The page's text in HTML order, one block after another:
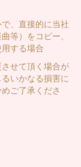
、直接的に当社
等）をコピー、
する場合
せて頂く場合が
いかなる損害に
ご了承くださ